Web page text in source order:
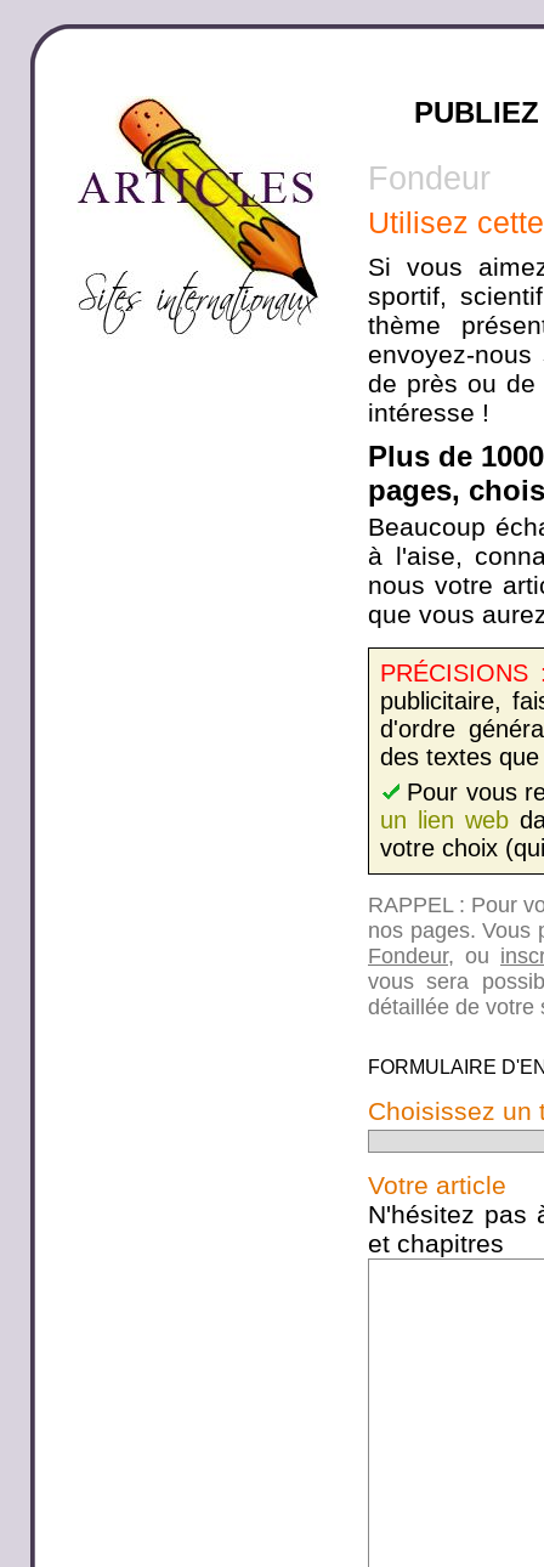
Fondeur
Utilisez
Si vous
sportif,
thème
envoyez-
de près ou de
intéresse !
Plus de
pages,
Beaucoup
à l'aise,
nous votre
que vous
PRÉCISIONS
publicitaire,
d'ordre
des textes
Pour vous
un lien web
votre choix
RAPPEL : Pour
nos pages.
Fondeur, ou
vous sera
détaillée de votre
FORMULAIRE
Choisissez un
Votre article
N'hésitez pas
et chapitres